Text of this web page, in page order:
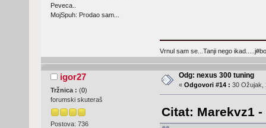
Peveca..
MojSpuh: Prodao sam...
Vrnul sam se...Tanji nego
igor27
Tržnica : (0)
forumski skuteraš
Postova: 736
Odg: nexus 300 tuning
« Odgovori #14 : 30 Ožujak,
Citat: Marekvz1 -